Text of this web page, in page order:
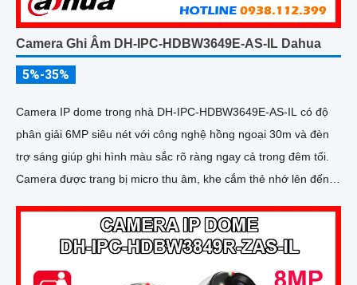
Camera Ghi Âm DH-IPC-HDBW3649E-AS-IL Dahua
5%-35%
Camera IP dome trong nhà DH-IPC-HDBW3649E-AS-IL có độ
phân giải 6MP siêu nét với công nghệ hồng ngoại 30m và đèn
trợ sáng giúp ghi hình màu sắc rõ ràng ngay cả trong đêm tối.
Camera được trang bị micro thu âm, khe cắm thẻ nhớ lên đến
và phương tiện nâng cao hiệu quả giám sát